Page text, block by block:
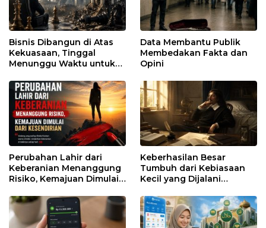
Bisnis Dibangun di Atas
Kekuasaan, Tinggal
Menunggu Waktu untuk
Data Membantu Publik
Membedakan Fakta dan
Opini
Perubahan Lahir dari
Keberanian Menanggung
Risiko, Kemajuan Dimulai
Keberhasilan Besar
Tumbuh dari Kebiasaan
Kecil yang Dijalani